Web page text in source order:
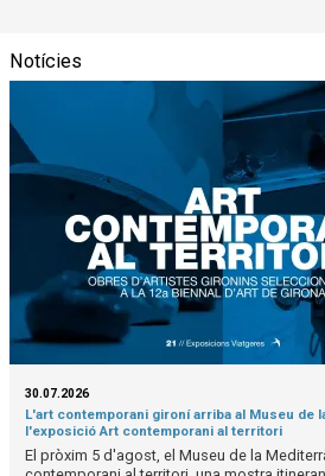
Notícies
30.07.2026
L'art contemporani gironí arriba al Museu de
l'exposició Art contemporani al territori
El pròxim 5 d'agost, el Museu de la